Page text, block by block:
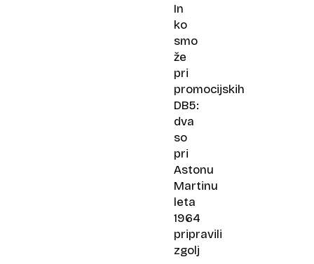
In
ko
smo
že
pri
promocijskih
DB5:
dva
so
pri
Astonu
Martinu
leta
1964
pripravili
zgolj